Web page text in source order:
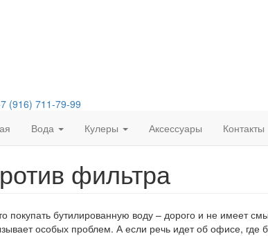
(916) 711-79-99
Вода Кулеры Аксессуары Контакты
фильтра
покупать бутилированную воду – дорого и не имеет
особых проблем. А если речь идет об офисе, где